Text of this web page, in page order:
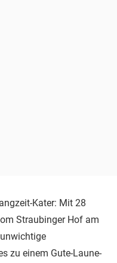
Kater: Mit 28
Straubinger Hof am
zu einem Gute-Laune-